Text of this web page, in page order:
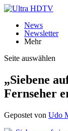
News
Newsletter
Mehr
Seite auswählen
„Siebene
Fernseher
Gepostet von Udo